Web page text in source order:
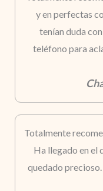
y en perfectas
tenían duda
teléfono para
Totalmente
Ha llegado en el
quedado